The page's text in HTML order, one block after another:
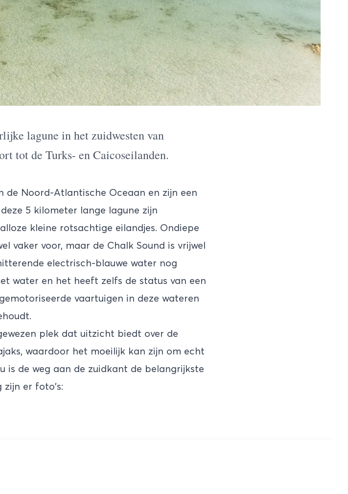
lagune in het zuidwesten van
tot de Turks- en Caicoseilanden.
de Noord-Atlantische Oceaan en zijn een
5 kilometer lange lagune zijn
kleine rotsachtige eilandjes. Ondiepe
vaker voor, maar de Chalk Sound is vrijwel
electrisch-blauwe water nog
water en het heeft zelfs de status van een
vaartuigen in deze wateren
plek dat uitzicht biedt over de
waardoor het moeilijk kan zijn om echt
is de weg aan de zuidkant de belangrijkste
zijn er foto's: